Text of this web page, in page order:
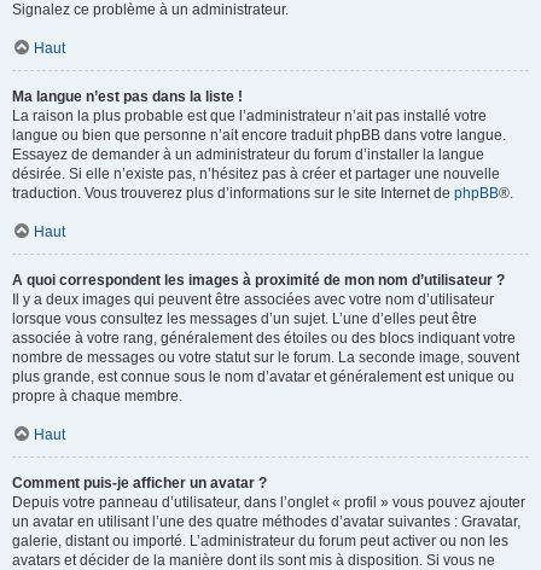
Signalez ce problème à un administrateur.
Haut
Ma langue n’est pas dans la liste !
La raison la plus probable est que l’administrateur n’ait pas installé votre
langue ou bien que personne n’ait encore traduit phpBB dans votre langue.
Essayez de demander à un administrateur du forum d’installer la langue
désirée. Si elle n’existe pas, n’hésitez pas à créer et partager une nouvelle
traduction. Vous trouverez plus d’informations sur le site Internet de phpBB®.
Haut
A quoi correspondent les images à proximité de mon nom d’utilisateur ?
Il y a deux images qui peuvent être associées avec votre nom d’utilisateur
lorsque vous consultez les messages d’un sujet. L’une d’elles peut être
associée à votre rang, généralement des étoiles ou des blocs indiquant votre
nombre de messages ou votre statut sur le forum. La seconde image, souvent
plus grande, est connue sous le nom d’avatar et généralement est unique ou
propre à chaque membre.
Haut
Comment puis-je afficher un avatar ?
Depuis votre panneau d’utilisateur, dans l’onglet « profil » vous pouvez ajouter
un avatar en utilisant l’une des quatre méthodes d’avatar suivantes : Gravatar,
galerie, distant ou importé. L’administrateur du forum peut activer ou non les
avatars et décider de la manière dont ils sont mis à disposition. Si vous ne